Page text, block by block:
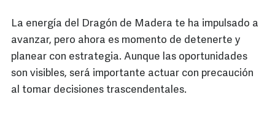
La energía del Dragón de Madera te ha impulsado a
avanzar, pero ahora es momento de detenerte y
planear con estrategia. Aunque las oportunidades
son visibles, será importante actuar con precaución
al tomar decisiones trascendentales.